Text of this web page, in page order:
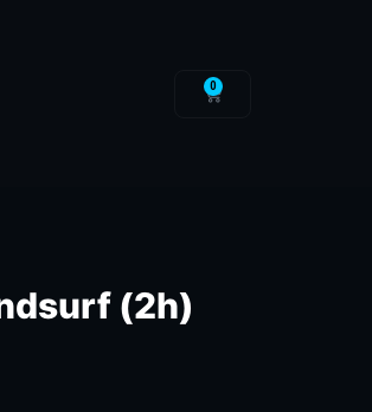
0
(2h)